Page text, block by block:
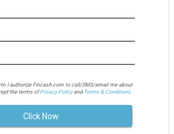
I authorize Fincash.com to call/SMS/email me about
the terms ofPrivacy Policyand Terms & Conditions.
Click Now